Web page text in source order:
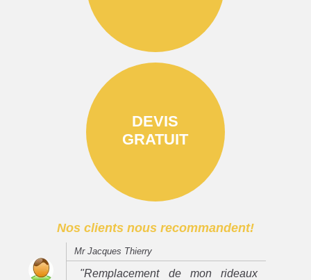
DEVIS
GRATUIT
Nos clients nous recommandent!
Mr Jacques Thierry
"Remplacement de mon rideaux